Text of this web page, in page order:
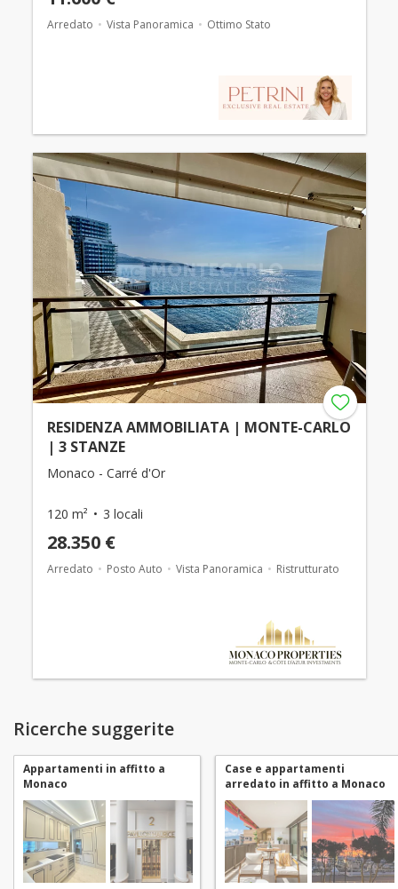
Arredato Vista Panoramica Ottimo Stato
RESIDENZA AMMOBILIATA | MONTE-CARLO
| 3 STANZE
Monaco - Carré d'Or
120 m² 3 locali
28.350 €
Arredato Posto Auto Vista Panoramica Ristrutturato
Ricerche suggerite
Appartamenti in affitto a
Monaco
Case e appartamenti
arredato in affitto a Monaco